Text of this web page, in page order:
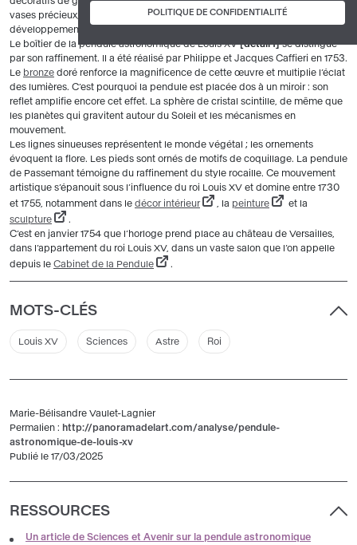
POLITIQUE DE CONFIDENTIALITÉ
vases précieux, soieries et velours) s’amplifie, permettant ainsi le
développement de décors variés, colorés, blancs ou dorés.
Le boîtier de la pendule astronomique de Louis XV détail f se distingue
par son raffinement. Il a été réalisé par Philippe et Jacques Caffieri en 1753.
Le bronze doré renforce la magnificence de cette œuvre et multiplie l’éclat
des lumières. C’est pourquoi la pendule est placée dos à un miroir : son
reflet amplifie encore cet effet. La sphère de cristal scintille, de même que
les planètes qui gravitent autour du Soleil et les mécanismes en
mouvement.
Les lignes sinueuses représentent le monde végétal ; les ornements
évoquent la flore. Les pieds sont ornés de motifs de coquillage. La pendule
de Passemant témoigne du raffinement du style rocaille. Ce mouvement
artistique s’épanouit sous l’influence du roi Louis XV et domine entre 1730
et 1755, notamment dans le décor intérieur , la peinture
et la
sculpture
.
C’est en janvier 1754 que l’horloge prend place au château de Versailles,
dans l’appartement du roi Louis XV, dans un vaste salon que l’on appelle
depuis le Cabinet de la Pendule .
MOTS-CLÉS
Louis XV Sciences Astre Roi
Marie-Bélisandre Vaulet-Lagnier
Permalien : http://panoramadelart.com/analyse/pendule-
astronomique-de-louis-xv
Publié le 17/03/2025
RESSOURCES
Un article de Sciences et Avenir sur la pendule astronomique